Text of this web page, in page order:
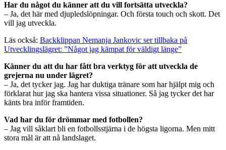
Har du något du känner att du vill fortsätta utveckla?
– Ja, det här med djupledslöpningar. Och första touch och skott. Det
vill jag utveckla.
Läs också: Backklippan Nemanja Jankovic ser tillbaka på
Utvecklingslägret: ”Något jag kämpat för väldigt länge”
Känner du att du har fått bra verktyg för att utveckla de
grejerna nu under lägret?
– Ja, det tycker jag. Jag har duktiga tränare som har hjälpt mig och
förklarat hur jag ska hantera vissa situationer. Så jag tycker det har
känts bra inför framtiden.
Vad har du för drömmar med fotbollen?
– Jag vill såklart bli en fotbollsstjärna i de högsta ligorna. Men mitt
stora mål är att nå landslaget.